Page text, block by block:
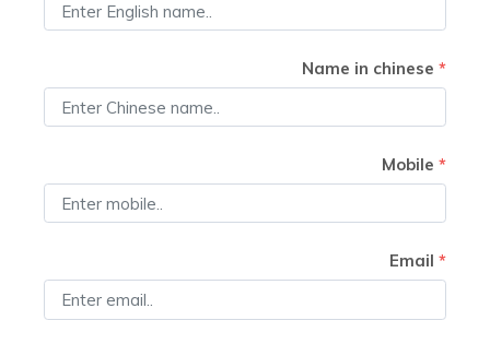
Name in chinese *
Mobile *
Email *